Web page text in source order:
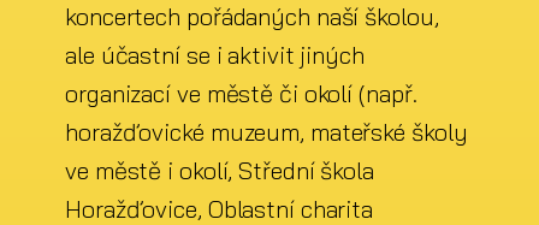
koncertech pořádaných naší školou,
ale účastní se i aktivit jiných
organizací ve městě či okolí (např.
horažďovické muzeum, mateřské školy
ve městě i okolí, Střední škola
Horažďovice, Oblastní charita